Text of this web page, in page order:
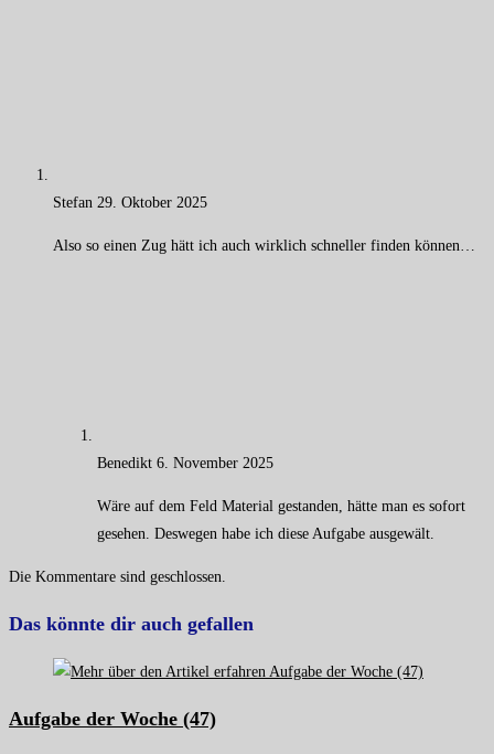
Stefan 29. Oktober 2025
Also so einen Zug hätt ich auch wirklich schneller finden können…
Benedikt 6. November 2025
Wäre auf dem Feld Material gestanden, hätte man es sofort
gesehen. Deswegen habe ich diese Aufgabe ausgewält.
Die Kommentare sind geschlossen.
Das könnte dir auch gefallen
Aufgabe der Woche (47)